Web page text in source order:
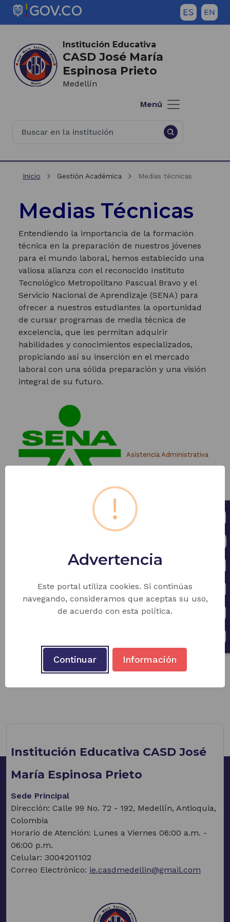
Saltar al contenido principal
(Este
abrirá
una
nueva
pestaña)
Institución Educativa
CASD José María
Espinosa Prieto
Medellín
Menú
Inicio del contenido principal
Inicio Gestión Académica Medias técnicas
Medias Técnicas
Entendiendo la importancia de la formación
técnica en la preparación de nuestros jóvenes
para el mundo laboral, hemos establecido una
valiosa alianza con el reconocido Instituto
Tecnológico Metropolitano Pascual Bravo y el
Servicio Nacional de Aprendizaje (SENA) para
ofrecer a nuestros estudiantes la oportunidad
de cursar programas de media técnica de
excelencia, que les permitan adquirir
habilidades y conocimientos especializados,
propiciando así su inserción en el mercado
laboral con una sólida preparación y una visión
integral de su futuro.
Asistencia Administrativa
Mantenimiento de
Institución Educativa CASD José
María Espinosa Prieto
Sede Principal
Dirección: Calle 99 No. 72 - 192, Medellín, Antioquia,
Colombia
Horario de Atención: Lunes a Viernes 06:00 a.m. -
06:00 p.m.
Celular: 3004201102
Correo Electrónico: ie.casdmedellin@gmail.com
!
Advertencia
Este portal utiliza cookies. Si continúas
navegando, consideramos que aceptas su uso,
de acuerdo con esta política.
Continuar Información